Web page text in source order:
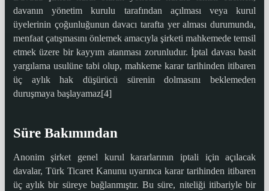
davanın yönetim kurulu tarafından açılması veya kurul
üyelerinin çoğunluğunun davacı tarafta yer alması durumunda,
menfaat çatışmasını önlemek amacıyla şirketi mahkemede temsil
etmek üzere bir kayyım atanması zorunludur. İptal davası basit
yargılama usulüne tabi olup, mahkeme karar tarihinden itibaren
üç aylık hak düşürücü sürenin dolmasını beklemeden
duruşmaya başlayamaz[4]
Süre Bakımından
Anonim şirket genel kurul kararlarının iptali için açılacak
davalar, Türk Ticaret Kanunu uyarınca karar tarihinden itibaren
üç aylık bir süreye bağlanmıştır. Bu süre, niteliği itibariyle bir